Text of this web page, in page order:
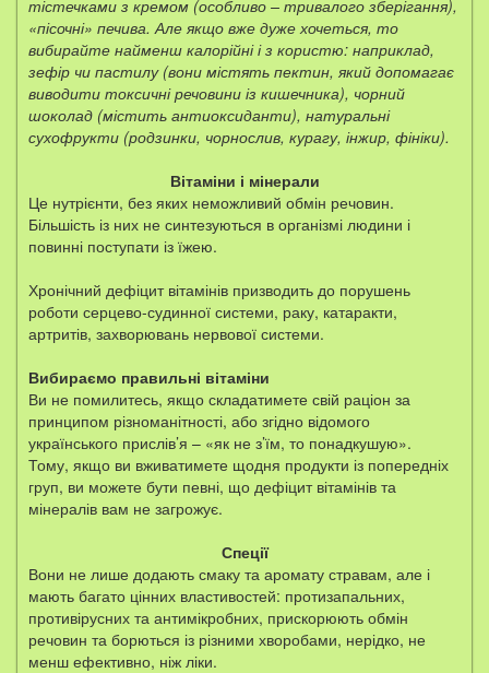
тістечками з кремом (особливо – тривалого зберігання),
«пісочні» печива. Але якщо вже дуже хочеться, то
вибирайте найменш калорійні і з користю: наприклад,
зефір чи пастилу (вони містять пектин, який допомагає
виводити токсичні речовини із кишечника), чорний
шоколад (містить антиоксиданти), натуральні
сухофрукти (родзинки, чорнослив, курагу, інжир, фініки).
Вітаміни і мінерали
Це нутрієнти, без яких неможливий обмін речовин.
Більшість із них не синтезуються в організмі людини і
повинні поступати із їжею.
Хронічний дефіцит вітамінів призводить до порушень
роботи серцево-судинної системи, раку, катаракти,
артритів, захворювань нервової системи.
Вибираємо правильні вітаміни
Ви не помилитесь, якщо складатимете свій раціон за
принципом різноманітності, або згідно відомого
українського прислів’я – «як не з’їм, то понадкушую».
Тому, якщо ви вживатимете щодня продукти із попередніх
груп, ви можете бути певні, що дефіцит вітамінів та
мінералів вам не загрожує.
Спеції
Вони не лише додають смаку та аромату стравам, але і
мають багато цінних властивостей: протизапальних,
противірусних та антимікробних, прискорюють обмін
речовин та борються із різними хворобами, нерідко, не
менш ефективно, ніж ліки.